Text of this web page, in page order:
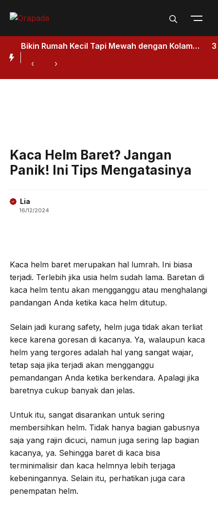
Bikin Rumah Kecil Tapi Mewah dengan Kolam
‹ ›
Kaca Helm Baret? Jangan
Panik! Ini Tips Mengatasinya
Lia
16/12/2024
Kaca helm baret merupakan hal lumrah. Ini biasa
terjadi. Terlebih jika usia helm sudah lama. Baretan di
kaca helm tentu akan mengganggu atau menghalangi
pandangan Anda ketika kaca helm ditutup.
Selain jadi kurang safety, helm juga tidak akan terliat
kece karena goresan di kacanya. Ya, walaupun kaca
helm yang tergores adalah hal yang sangat wajar,
tetap saja jika terjadi akan mengganggu
pemandangan Anda ketika berkendara. Apalagi jika
baretnya cukup banyak dan jelas.
Untuk itu, sangat disarankan untuk sering
membersihkan helm. Tidak hanya bagian gabusnya
saja yang rajin dicuci, namun juga sering lap bagian
kacanya, ya. Sehingga baret di kaca bisa
terminimalisir dan kaca helmnya lebih terjaga
kebeningannya. Selain itu, perhatikan juga cara
penempatan helm.